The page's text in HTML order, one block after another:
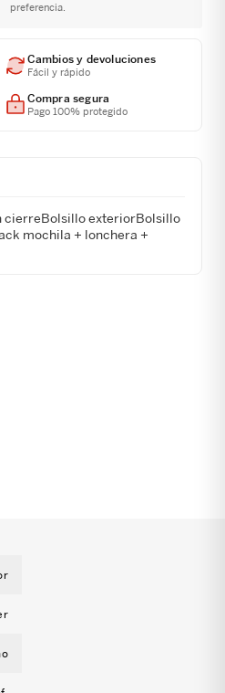
preferencia.
Cambios y devoluciones
Fácil y rápido
Compra segura
Pago 100% protegido
cierreBolsillo exteriorBolsillo
mochila + lonchera +